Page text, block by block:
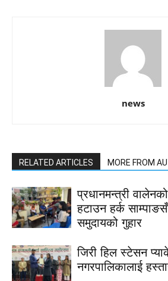
news
RELATED ARTICLES MORE FROM
प्रधानमन्त्री
हटाउन हर्क
समुदायको गुहार
जिरी हिल स्टेसन
नगरपालिकालाई